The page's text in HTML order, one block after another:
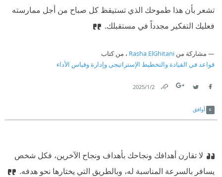
تشعر بأن هذا طموحك الذي تستيقظ كل صباح من أجل ممارسته
فعليك التفكير مجدداً في مستقبلك.
مشاركة من Rasha ElGhitani ، من كتاب
قواعد في القيادة والتخطيط الإستراتيجي وإدارة وقياس الأداء
2‏/1‏/2025
أوافق
لا تقارن أهدافك ونجاحك بأهداف ونجاح الآخرين، فكل شخص
يسافر بالسرعة المناسبة له، وبالطريق التي يختارها نحو هدفه.